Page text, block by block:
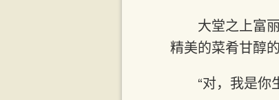
大堂之上富
精美的菜肴甘醇
“对，我是你